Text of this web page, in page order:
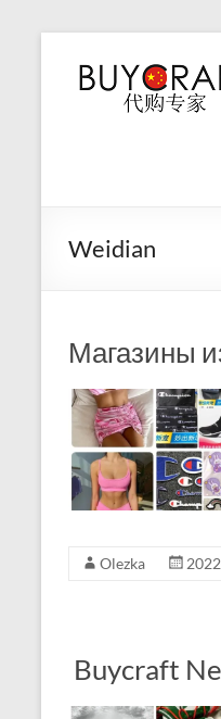
содержимому
Buycraft
Китае.
1688
—
Wechat.
Оплата
Amazon
в
Китае
Weidian
Магазины
Olezka
Buycraft